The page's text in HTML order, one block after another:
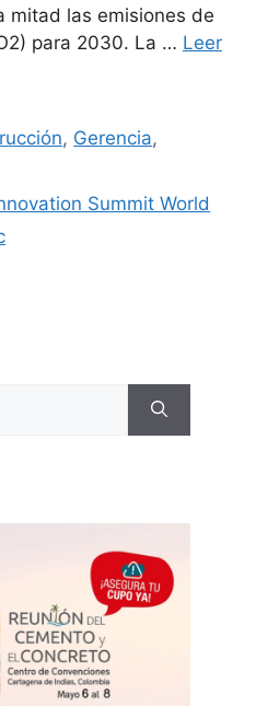
mitad las emisiones de
para 2030. La … Leer
, Gerencia,
Summit World